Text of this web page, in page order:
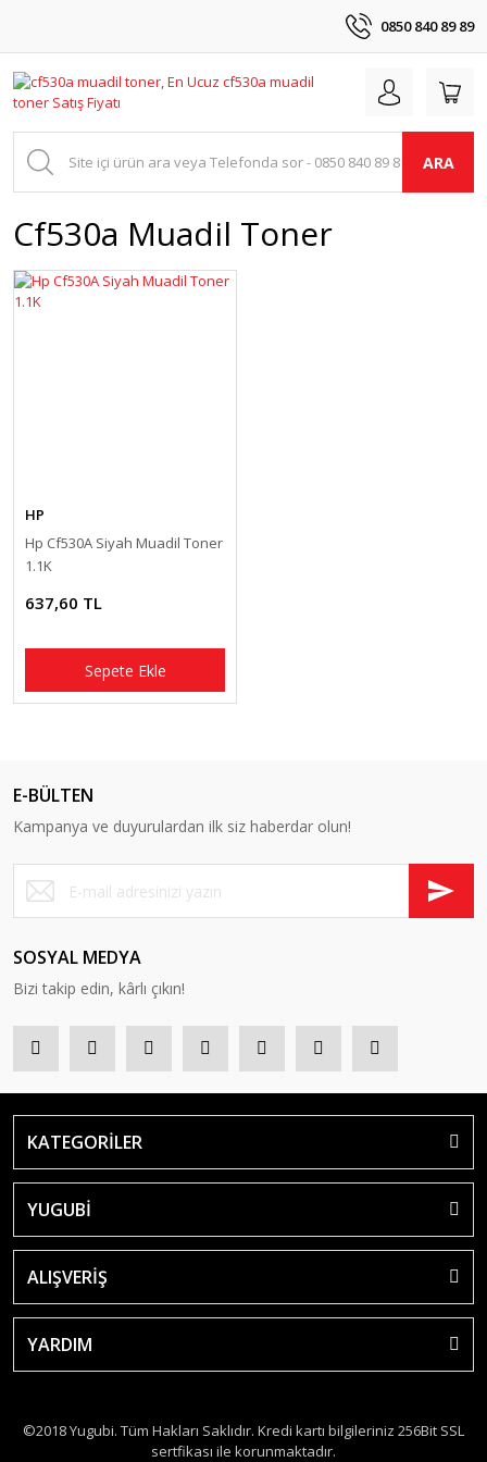
0850 840 89 89
ARA
Cf530a Muadil Toner
HP
Hp Cf530A Siyah Muadil Toner
1.1K
637,60 TL
Sepete Ekle
E-BÜLTEN
Kampanya ve duyurulardan ilk siz haberdar olun!
SOSYAL MEDYA
Bizi takip edin, kârlı çıkın!
KATEGORİLER
YUGUBİ
ALIŞVERİŞ
YARDIM
©2018 Yugubi. Tüm Hakları Saklıdır. Kredi kartı bilgileriniz 256Bit SSL
sertfikası ile korunmaktadır.